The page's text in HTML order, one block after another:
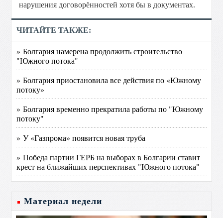
нарушения договорённостей хотя бы в документах.
ЧИТАЙТЕ ТАКЖЕ:
» Болгария намерена продолжить строительство
"Южного потока"
» Болгария приостановила все действия по «Южному
потоку»
» Болгария временно прекратила работы по "Южному
потоку"
» У «Газпрома» появится новая труба
» Победа партии ГЕРБ на выборах в Болгарии ставит
крест на ближайших перспективах "Южного потока"
Материал недели